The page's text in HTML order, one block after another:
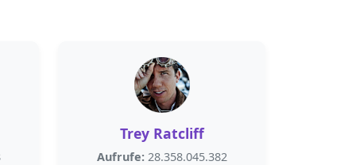
Trey Ratcliff
Aufrufe: 28.358.045.382